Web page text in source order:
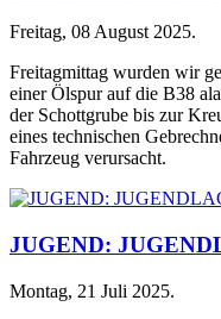
Freitag, 08 August 2025.
Freitagmittag wurden wir
einer Ölspur auf die B38
der Schottgrube bis zur
eines technischen
Fahrzeug verursacht.
JUGEND:
Montag, 21 Juli 2025.